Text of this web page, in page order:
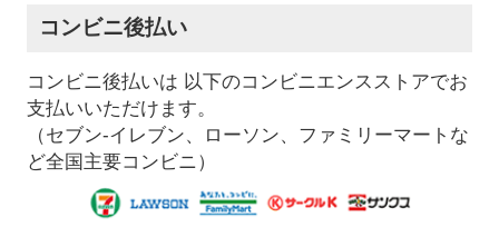
コンビニ後払い
コンビニ後払いは 以下のコンビニエンスストアでお
支払いいただけます。
（セブン-イレブン、ローソン、ファミリーマートな
ど全国主要コンビニ）